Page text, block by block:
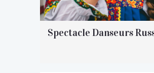
Spectacle Danseurs